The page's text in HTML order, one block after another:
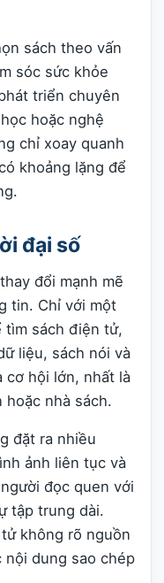
sách theo vấn
sóc sức khỏe
triển chuyên
hoặc nghệ
chỉ xoay quanh
khoảng lặng để
đại số
đổi mạnh mẽ
tin. Chỉ với một
sách điện tử,
liệu, sách nói và
hội lớn, nhất là
nhà sách.
đặt ra nhiều
ảnh liên tục và
đọc quen với
tập trung dài.
không rõ nguồn
nội dung sao chép